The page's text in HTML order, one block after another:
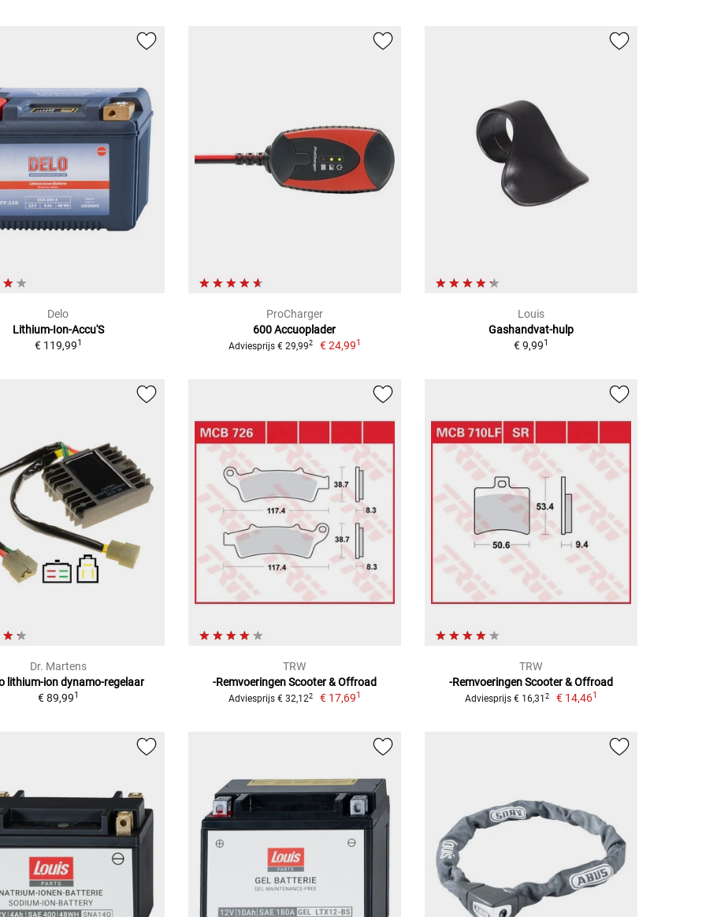
Delo
Lithium-Ion-Accu'S
€ 119,991
ProCharger
600 Accuoplader
Adviesprijs € 29,992 € 24,991
Louis
Gashandvat-hulp
€ 9,991
Dr. Martens
lithium-ion dynamo-regelaar
€ 89,991
TRW
-Remvoeringen Scooter & Offroad
Adviesprijs € 32,122 € 17,691
TRW
-Remvoeringen Scooter & Offroad
Adviesprijs € 16,31 2 € 14,461